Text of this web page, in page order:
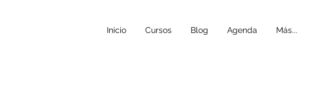
Inicio Cursos Blog Agenda Más...